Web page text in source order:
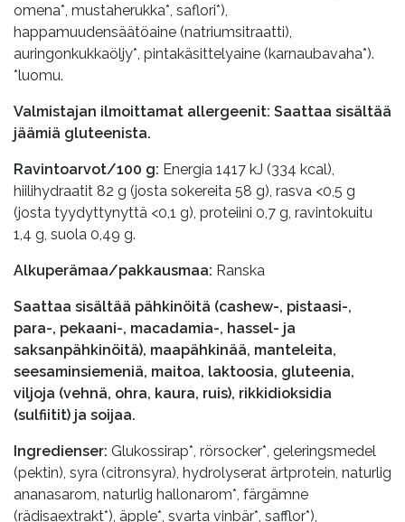
omena*, mustaherukka*, saflori*),
happamuudensäätöaine (natriumsitraatti),
auringonkukkaöljy*, pintakäsittelyaine (karnaubavaha*).
*luomu.
Valmistajan ilmoittamat allergeenit: Saattaa sisältää
jäämiä gluteenista.
Ravintoarvot/100 g: Energia 1417 kJ (334 kcal),
hiilihydraatit 82 g (josta sokereita 58 g), rasva <0,5 g
(josta tyydyttynyttä <0,1 g), proteiini 0,7 g, ravintokuitu
1,4 g, suola 0,49 g.
Alkuperämaa/pakkausmaa: Ranska
Saattaa sisältää pähkinöitä (cashew-, pistaasi-,
para-, pekaani-, macadamia-, hassel- ja
saksanpähkinöitä), maapähkinää, manteleita,
seesaminsiemeniä, maitoa, laktoosia, gluteenia,
viljoja (vehnä, ohra, kaura, ruis), rikkidioksidia
(sulfiitit) ja soijaa.
Ingredienser: Glukossirap*, rörsocker*, geleringsmedel
(pektin), syra (citronsyra), hydrolyserat ärtprotein, naturlig
ananasarom, naturlig hallonarom*, färgämne
(rädisaextrakt*), äpple*, svarta vinbär*, safflor*),